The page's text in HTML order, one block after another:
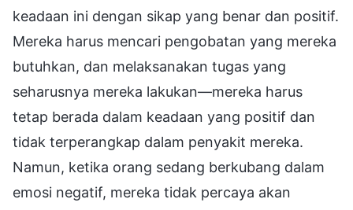
keadaan ini dengan sikap yang benar dan positif.
Mereka harus mencari pengobatan yang mereka
butuhkan, dan melaksanakan tugas yang
seharusnya mereka lakukan—mereka harus
tetap berada dalam keadaan yang positif dan
tidak terperangkap dalam penyakit mereka.
Namun, ketika orang sedang berkubang dalam
emosi negatif, mereka tidak percaya akan